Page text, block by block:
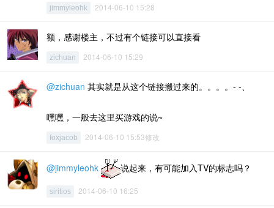
jimmyleohk 2014-06-10 15:28
额，感谢楼主，不过有个链接可以直接看
zichuan 2014-06-10 15:29
@zichuan 其实就是从这个链接搬过来的。。。。- -、
嘿嘿，一般去这里买游戏的说~
foxjacob 2014-06-10 15:53修改
@jimmyleohk 说起来，有可能加入TV的标志吗？
siritios 2014-06-10 16:25